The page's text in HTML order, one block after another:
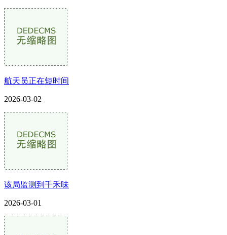
航天员正在短时间
2026-03-02
该局监测到千禾味
2026-03-01